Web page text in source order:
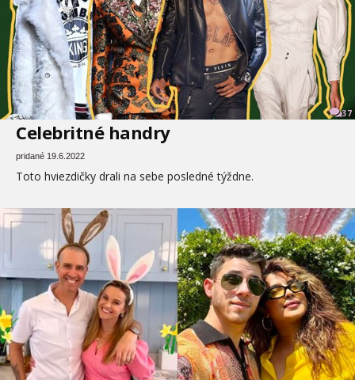
37
Celebritné handry
pridané 19.6.2022
Toto hviezdičky drali na sebe posledné týždne.